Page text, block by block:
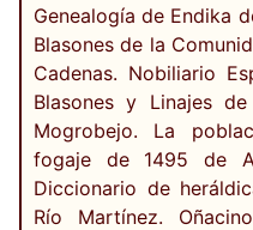
Genealogía de Endika
Blasones de la
Cadenas. Nobiliario
Blasones y Linajes
Mogrobejo. La
fogaje de 1495 de
Diccionario de
Río Martínez.